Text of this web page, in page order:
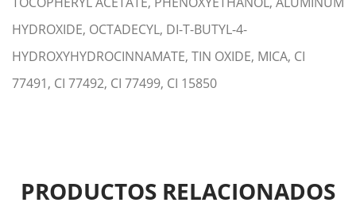
HYDROXIDE, OCTADECYL, DI-T-BUTYL-4-
HYDROXYHYDROCINNAMATE, TIN OXIDE, MICA, CI
77491, CI 77492, CI 77499, CI 15850
PRODUCTOS RELACIONADOS